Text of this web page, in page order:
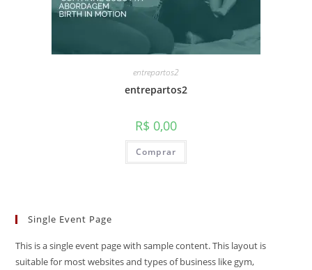
entrepartos2
entrepartos2
R$ 0,00
Comprar
Single Event Page
This is a single event page with sample content. This layout is
suitable for most websites and types of business like gym,